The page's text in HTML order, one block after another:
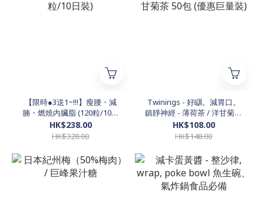
【限時●3送1~!!!】瘦腰・減
腩・燃燒內臟脂 (120粒/10日
裝)
HK$238.00
HK$328.00
Twinings - 好瞓。減胃口。
鎮靜神經 - 薄荷茶 / 洋甘菊茶
50包 (優惠巨量裝)
HK$108.00
HK$148.00